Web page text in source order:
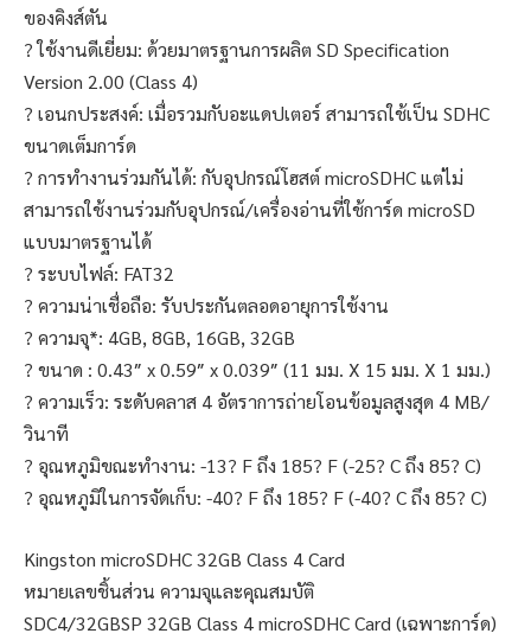
ของคิงส์ตัน
? ใช้งานดีเยี่ยม: ด้วยมาตรฐานการผลิต SD Specification
Version 2.00 (Class 4)
? เอนกประสงค์: เมื่อรวมกับอะแดปเตอร์ สามารถใช้เป็น SDHC
ขนาดเต็มการ์ด
? การทำงานร่วมกันได้: กับอุปกรณ์โฮสต์ microSDHC แต่ไม่
สามารถใช้งานร่วมกับอุปกรณ์/เครื่องอ่านที่ใช้การ์ด microSD
แบบมาตรฐานได้
? ระบบไฟล์: FAT32
? ความน่าเชื่อถือ: รับประกันตลอดอายุการใช้งาน
? ความจุ*: 4GB, 8GB, 16GB, 32GB
? ขนาด : 0.43″ x 0.59″ x 0.039″ (11 มม. X 15 มม. X 1 มม.)
? ความเร็ว: ระดับคลาส 4 อัตราการถ่ายโอนข้อมูลสูงสุด 4 MB/
วินาที
? อุณหภูมิขณะทำงาน: -13? F ถึง 185? F (-25? C ถึง 85? C)
? อุณหภูมิในการจัดเก็บ: -40? F ถึง 185? F (-40? C ถึง 85? C)
Kingston microSDHC 32GB Class 4 Card
หมายเลขชิ้นส่วน ความจุและคุณสมบัติ
SDC4/32GBSP 32GB Class 4 microSDHC Card (เฉพาะการ์ด)